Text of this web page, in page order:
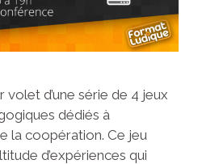
volet d’une série de 4 jeux
dédiés à
la coopération. Ce jeu
d’expériences qui